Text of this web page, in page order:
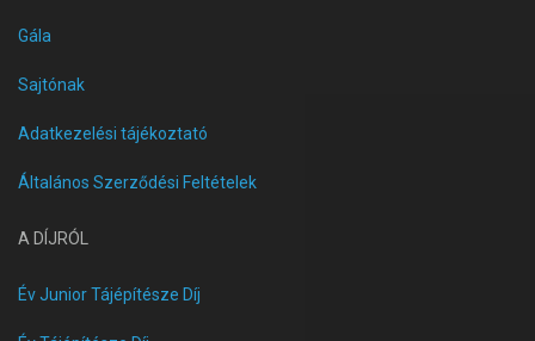
Gála
Sajtónak
Adatkezelési tájékoztató
Általános Szerződési Feltételek
A DÍJRÓL
Év Junior Tájépítésze Díj